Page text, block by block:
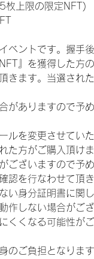
枚上限の限定NFT)
ベントです。握
』を獲得した方
きます。当選され
ありますので予め
を変更させてい
た方がご購入頂けま
ございますので予め
認を行なわせて頂き
い身分証明書に関
作しない場合がござ
くくなる可能性が
のご負担となります